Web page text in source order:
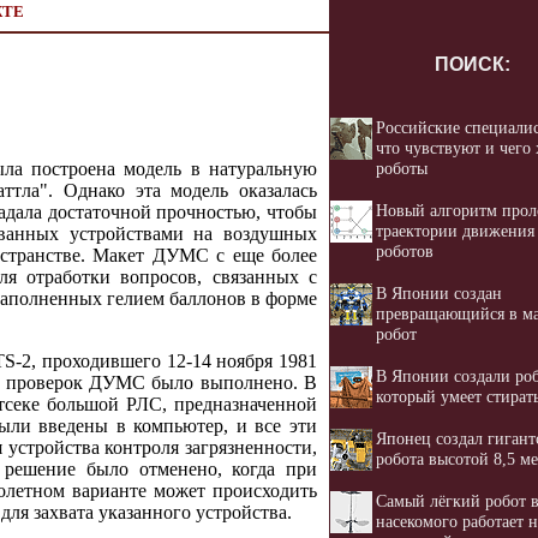
построена модель в натуральную
Однако эта модель оказалась
достаточной прочностью, чтобы
устройствами на воздушных
Макет ДУМС с еще более
отработки вопросов, связанных с
гелием баллонов в форме
2, проходившего 12-14 ноября 1981
проверок ДУМС было выполнено. В
большой РЛС, предназначенной
введены в компьютер, и все эти
контроля загрязненности,
было отменено, когда при
варианте может происходить
захвата указанного устройства.
ПОИСК:
Российские
что чувствуют и чего
роботы
Новый алгоритм
траектории движения
роботов
В Японии создан
превращающийся в
робот
В Японии создали
который умеет
Японец создал
робота высотой 8,5
Самый лёгкий робот
насекомого работает